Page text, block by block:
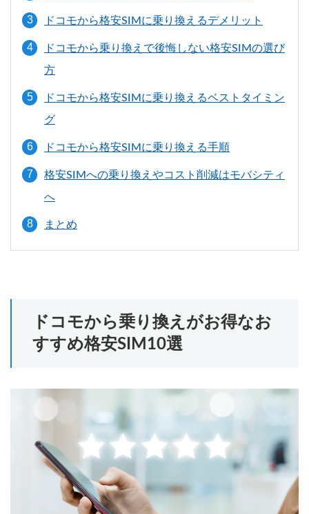
ドコモから格安SIMに乗り換えるデメリット
ドコモから乗り換えで後悔しない格安SIMの選び
方
ドコモから格安SIMに乗り換えるベストタイミン
グ
ドコモから格安SIMに乗り換える手順
格安SIMへの乗り換えやコスト削減はモバシティ
へ
まとめ
ドコモから乗り換えがお得なお
すすめ格安SIM10選